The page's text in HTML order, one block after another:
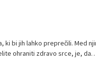
bi jih lahko preprečili. Med
ohraniti zdravo srce, je, da